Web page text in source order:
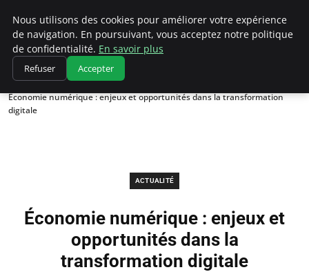
Chasseur De Tête
Accueil
Actualité
Économie numérique : enjeux et opportunités dans la transformation
digitale
ACTUALITÉ
Économie numérique : enjeux et
opportunités dans la
transformation digitale
Nous utilisons des cookies pour améliorer votre expérience
de navigation. En poursuivant, vous acceptez notre politique
de confidentialité. En savoir plus
Refuser Accepter